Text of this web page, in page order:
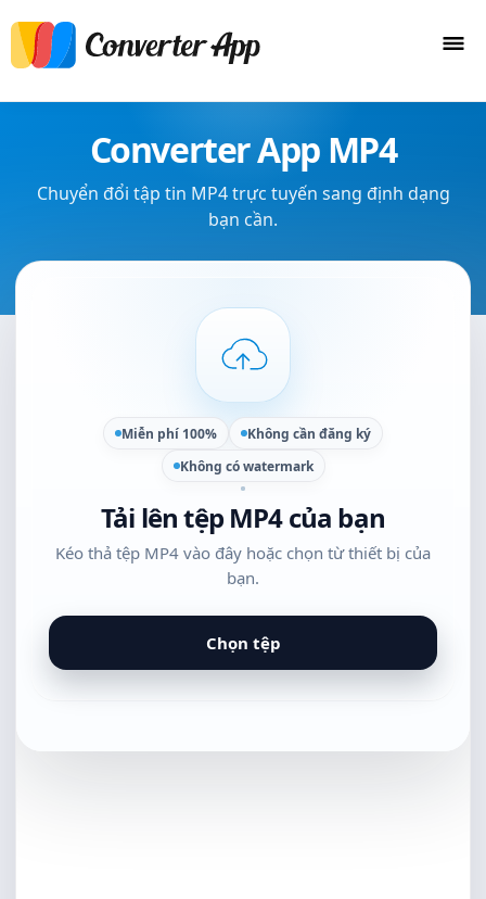
Converter App MP4
Chuyển đổi tập tin MP4 trực tuyến sang định dạng
bạn cần.
Miễn phí 100%
Không cần đăng ký
Không có watermark
Tải lên tệp MP4 của bạn
Kéo thả tệp MP4 vào đây hoặc chọn từ thiết bị của
bạn.
Chọn tệp